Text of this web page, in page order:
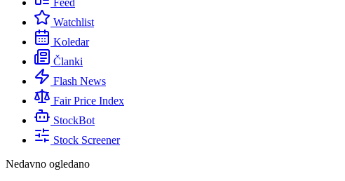
Feed
Watchlist
Koledar
Članki
Flash News
Fair Price Index
StockBot
Stock Screener
Nedavno ogledano